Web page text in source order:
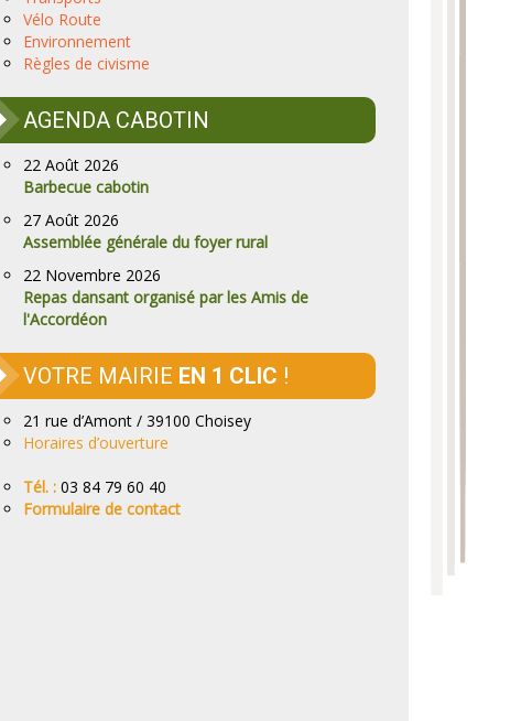
Vélo Route
Environnement
Règles de civisme
AGENDA CABOTIN
22 Août 2026
Barbecue cabotin
27 Août 2026
Assemblée générale du foyer rural
22 Novembre 2026
Repas dansant organisé par les Amis de
l'Accordéon
VOTRE MAIRIE EN 1 CLIC !
21 rue d’Amont / 39100 Choisey
Horaires d’ouverture
Tél. : 03 84 79 60 40
Formulaire de contact